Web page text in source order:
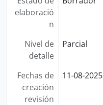
elaboració
n
Nivel de
detalle
Parcial
Fechas de
creación
revisión
11-08-2025